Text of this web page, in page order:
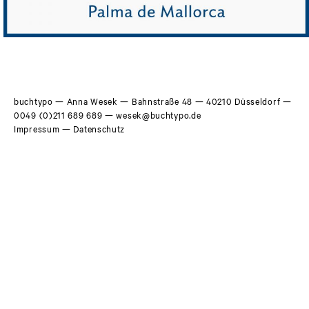
buchtypo — Anna Wesek — Bahnstraße 48 — 40210 Düsseldorf —
0049 (0)211 689 689 —wesek@buchtypo.de
Impressum — Datenschutz